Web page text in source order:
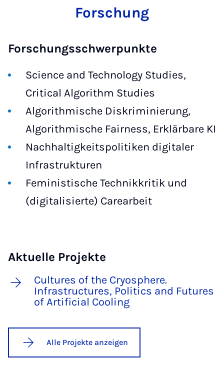
Forschung
Forschungsschwerpunkte
Science and Technology Studies,
Critical Algorithm Studies
Algorithmische Diskriminierung,
Algorithmische Fairness, Erklärbare KI
Nachhaltigkeitspolitiken digitaler
Infrastrukturen
Feministische Technikkritik und
(digitalisierte) Carearbeit
Aktuelle Projekte
Cultures of the Cryosphere.
Infrastructures, Politics and Futures
of Artificial Cooling
Alle Projekte anzeigen